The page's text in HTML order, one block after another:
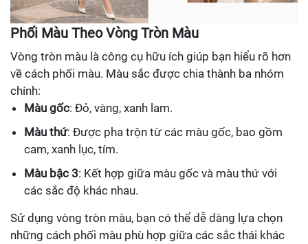
Phối Màu Theo Vòng Tròn Màu
Vòng tròn màu là công cụ hữu ích giúp bạn hiểu rõ hơn
về cách phối màu. Màu sắc được chia thành ba nhóm
chính:
Màu gốc: Đỏ, vàng, xanh lam.
Màu thứ: Được pha trộn từ các màu gốc, bao gồm
cam, xanh lục, tím.
Màu bậc 3: Kết hợp giữa màu gốc và màu thứ với
các sắc độ khác nhau.
Sử dụng vòng tròn màu, bạn có thể dễ dàng lựa chọn
những cách phối màu phù hợp giữa các sắc thái khác